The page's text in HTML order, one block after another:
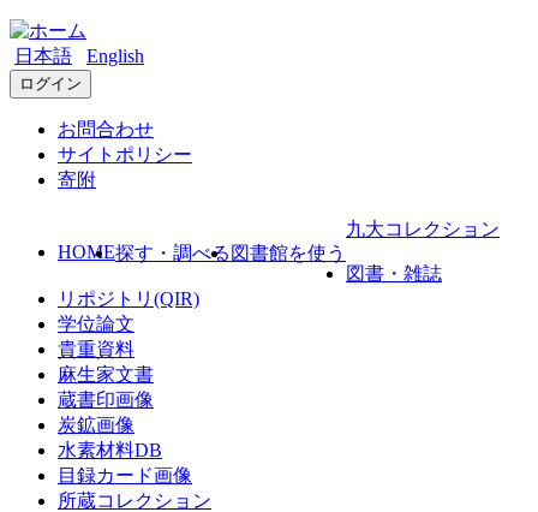
日本語 English
ログイン
お問合わせ
サイトポリシー
寄附
HOME探す・調べる 図書館を使う
九大コレクション
図書・雑誌
リポジトリ(QIR)
学位論文
貴重資料
麻生家文書
蔵書印画像
炭鉱画像
水素材料DB
目録カード画像
所蔵コレクション